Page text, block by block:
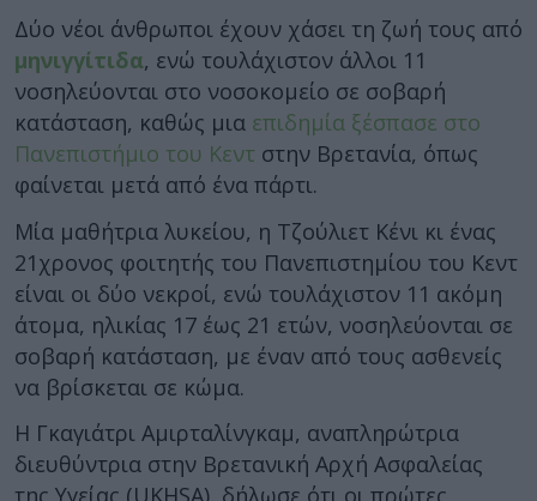
Δύο νέοι άνθρωποι έχουν χάσει τη ζωή τους από
μηνιγγίτιδα, ενώ τουλάχιστον άλλοι 11
νοσηλεύονται στο νοσοκομείο σε σοβαρή
κατάσταση, καθώς μια επιδημία ξέσπασε στο
Πανεπιστήμιο του Κεντ στην Βρετανία, όπως
φαίνεται μετά από ένα πάρτι.
Μία μαθήτρια λυκείου, η Τζούλιετ Κένι κι ένας
21χρονος φοιτητής του Πανεπιστημίου του Κεντ
είναι οι δύο νεκροί, ενώ τουλάχιστον 11 ακόμη
άτομα, ηλικίας 17 έως 21 ετών, νοσηλεύονται σε
σοβαρή κατάσταση, με έναν από τους ασθενείς
να βρίσκεται σε κώμα.
Η Γκαγιάτρι Αμιρταλίνγκαμ, αναπληρώτρια
διευθύντρια στην Βρετανική Αρχή Ασφαλείας
της Υγείας (UKHSA), δήλωσε ότι οι πρώτες